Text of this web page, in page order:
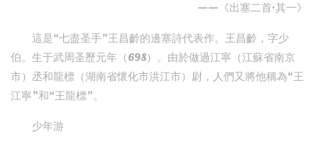
——《出塞二首·其一》
這是“七盡圣手”王昌齡的邊塞詩代表作。王昌齡，字少
伯。生于武周圣歷元年（698）。由於做過江寧（江蘇省南京
市）丞和龍標（湖南省懷化市洪江市）尉，人們又將他稱為“王
江寧”和“王龍標”。
少年游